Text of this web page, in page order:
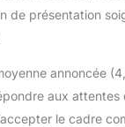
doté d'une
construit pour
de présentation
annoncée
aux attentes
le cadre